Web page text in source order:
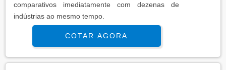
comparativos imediatamente com dezenas de
indústrias ao mesmo tempo.
COTAR AGORA